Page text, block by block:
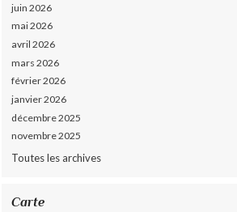
juin 2026
mai 2026
avril 2026
mars 2026
février 2026
janvier 2026
décembre 2025
novembre 2025
Toutes les archives
Carte